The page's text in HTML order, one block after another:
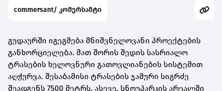
commersant/ კომერსანტი
გუდაურში იგეგმება მნიშვნელოვანი პროექტების
განხორციელება. მათ შორის შედის სასრიალო
ტრასების ხელოვნური გათოვლიანების სისტემით
აღჭურვა. შესაბამისი ტრასების ჯამური სიგრძე
შეადგენს 7500 მეტრს. ასევე, სნოუპარკის არეალში